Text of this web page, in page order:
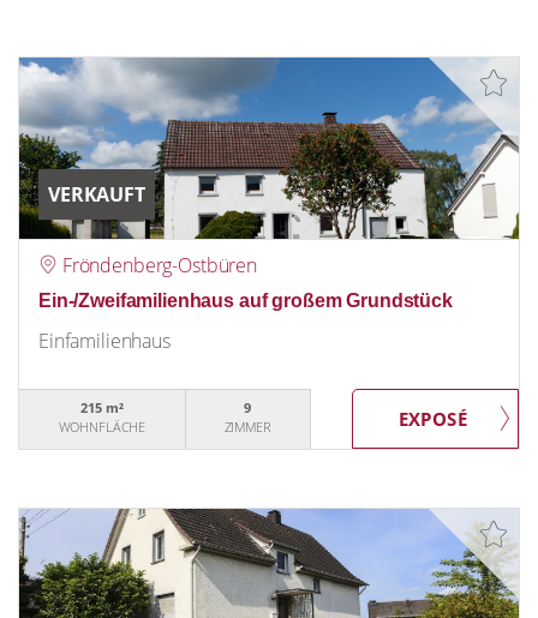
VERKAUFT
Fröndenberg-Ostbüren
Ein-/Zweifamilienhaus auf großem Grundstück
Einfamilienhaus
215 m²
WOHNFLÄCHE
9
ZIMMER